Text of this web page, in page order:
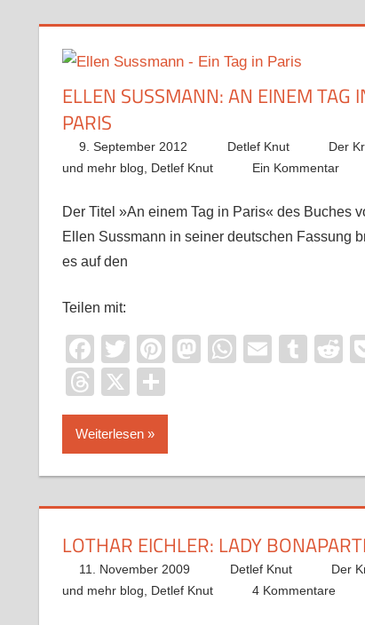
ELLEN SUSSMANN: AN EINEM TAG
PARIS
9. September 2012 Detlef Knut
Der
und mehr blog
Detlef Knut Ein Kommentar
Der Titel »An einem Tag in Paris« des Buches
Ellen Sussmann in seiner deutschen Fassung
es auf den
Teilen mit:
Facebook
TwitterPinterest
Mastodon
Email
Threads
X
Weiterlesen
LOTHAR EICHLER: LADY
11. November 2009 Detlef Knut
Der
und mehr blog
Detlef Knut 4 Kommentare